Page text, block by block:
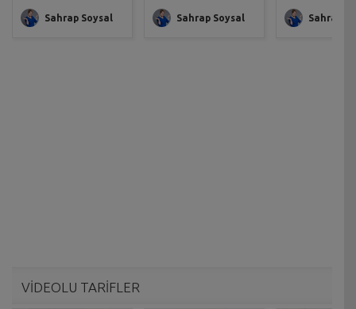
Sahrap Soysal Sahrap Soysal Sahrap
VİDEOLU TARİFLER